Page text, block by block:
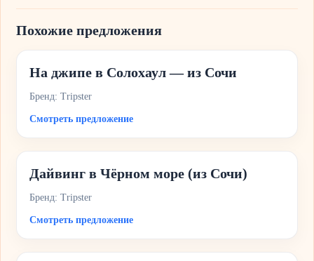
Похожие предложения
На джипе в Солохаул — из Сочи
Бренд: Tripster
Смотреть предложение
Дайвинг в Чёрном море (из Сочи)
Бренд: Tripster
Смотреть предложение